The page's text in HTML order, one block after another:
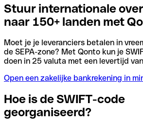
Stuur internationale
naar 150+ landen met
Moet je je leveranciers betalen in
de SEPA-zone? Met Qonto kun je
doen in 25 valuta met een levertijd
Open een zakelijke bankrekening in
Hoe is de SWIFT-code
georganiseerd?